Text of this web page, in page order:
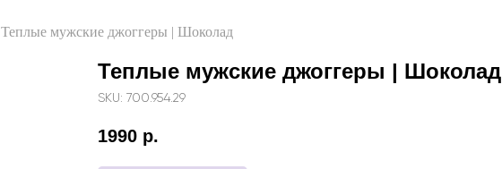
Теплые мужские джоггеры | Шоколад
Теплые мужские джоггеры | Шоколад
SKU: 700.954.29
1990 р.